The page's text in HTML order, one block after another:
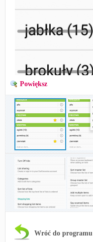
Powiększ
Wróć do programu